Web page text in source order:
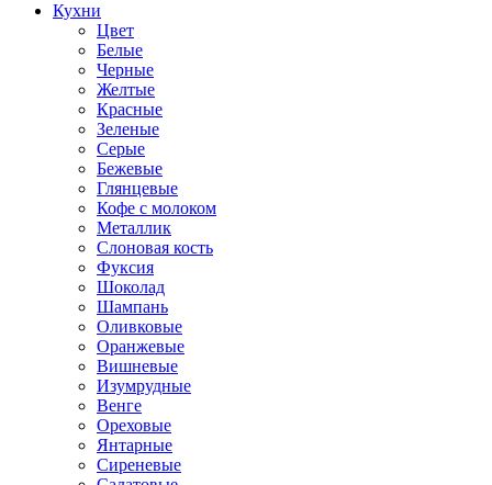
Кухни
Цвет
Белые
Черные
Желтые
Красные
Зеленые
Серые
Бежевые
Глянцевые
Кофе с молоком
Металлик
Слоновая кость
Фуксия
Шоколад
Шампань
Оливковые
Оранжевые
Вишневые
Изумрудные
Венге
Ореховые
Янтарные
Сиреневые